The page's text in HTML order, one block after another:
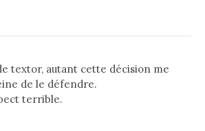
textor, autant cette décision me
de le défendre.
terrible.